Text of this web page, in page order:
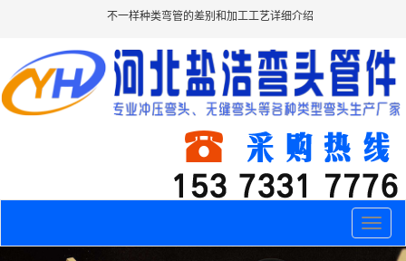
不一样种类弯管的差别和加工工艺详细介绍
Toggle